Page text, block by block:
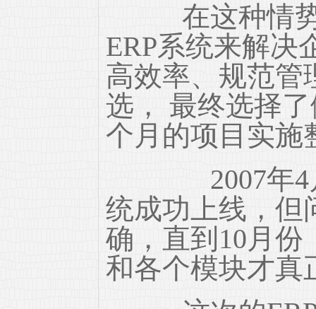
在这种情势
ERP系统来解决
高效率、规范管
选， 最终选择
个月的项目实施
2007年4月
统成功上线，但
确，直到10月
和各个模块才真